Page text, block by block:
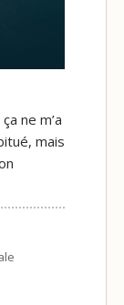
ne m’a
mais